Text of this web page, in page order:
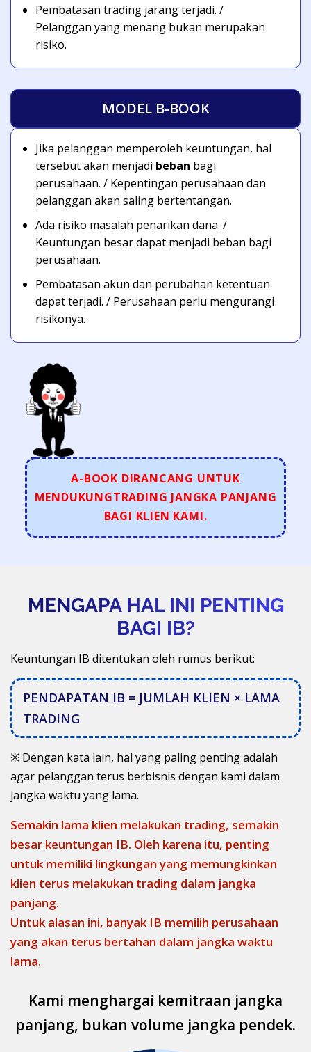
Pembatasan trading jarang terjadi. /
Pelanggan yang menang bukan merupakan
risiko.
MODEL B-BOOK
Jika pelanggan memperoleh keuntungan, hal
tersebut akan menjadi beban bagi
perusahaan. / Kepentingan perusahaan dan
pelanggan akan saling bertentangan.
Ada risiko masalah penarikan dana. /
Keuntungan besar dapat menjadi beban bagi
perusahaan.
Pembatasan akun dan perubahan ketentuan
dapat terjadi. / Perusahaan perlu mengurangi
risikonya.
A-BOOK DIRANCANG UNTUK
MENDUKUNGTRADING JANGKA PANJANG
BAGI KLIEN KAMI.
MENGAPA HAL INI PENTING
BAGI IB?
Keuntungan IB ditentukan oleh rumus berikut:
PENDAPATAN IB = JUMLAH KLIEN × LAMA
TRADING
※ Dengan kata lain, hal yang paling penting adalah
agar pelanggan terus berbisnis dengan kami dalam
jangka waktu yang lama.
Semakin lama klien melakukan trading, semakin
besar keuntungan IB. Oleh karena itu, penting
untuk memiliki lingkungan yang memungkinkan
klien terus melakukan trading dalam jangka
panjang.
Untuk alasan ini, banyak IB memilih perusahaan
yang akan terus bertahan dalam jangka waktu
lama.
Kami menghargai kemitraan jangka
panjang, bukan volume jangka pendek.